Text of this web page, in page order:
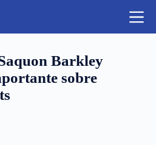
Barkley
sobre